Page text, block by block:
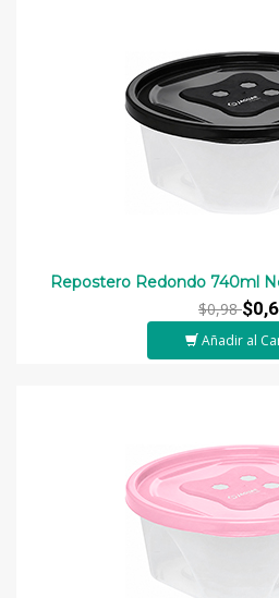
Repostero Redondo 740ml
$0,98
Añadir al